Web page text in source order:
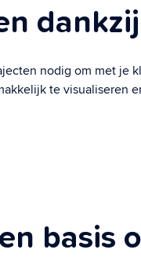
dankzij
nodig om met
te visualiseren
basis